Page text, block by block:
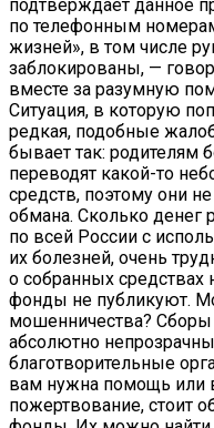
подтверждает данное
по телефонным
жизней», в том числе
заблокированы, —
вместе за разумную
Ситуация, в которую
редкая, подобные
бывает так: родителям
переводят какой-то
средств, поэтому они
обмана. Сколько денег
по всей России с
их болезней, очень
о собранных средствах
фонды не публикуют.
мошенничества? Сборы
абсолютно
благотворительные
вам нужна помощь или
пожертвование, стоит